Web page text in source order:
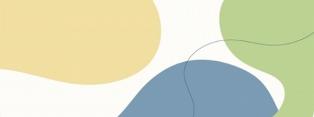
力，將帶動醫藥保健品等業績同樣受惠，而生技產業中的細胞治療
與再生醫學領域，依日本經濟產業省預估，全球再生醫學市值至
2050年將達到3,800億美元，2020年的「細胞療法」概念股，應都
會持續發熱。 尖端醫董事長蘇文龍表示，特管辦法開放一年多以
來，尖端醫與醫療院所結盟合作，共同向衛福部提出細胞治療申請